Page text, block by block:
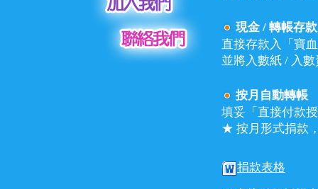
現金 / 轉帳存款
直接存款入「寶
並將入數紙 / 入
按月自動轉帳
填妥「直接付款
★ 按月形式捐款
捐款表格